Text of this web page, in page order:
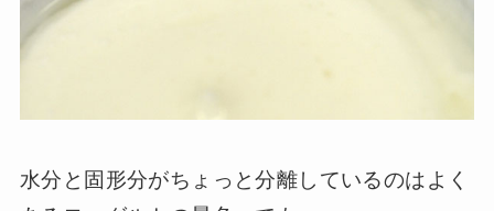
水分と固形分がちょっと分離しているのはよく